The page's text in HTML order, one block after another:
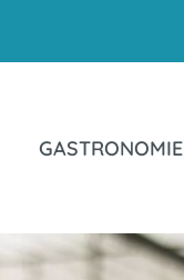
GASTRONOMIE